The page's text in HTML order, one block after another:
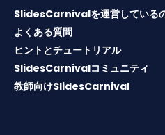
SlidesCarnivalを運営している
よくある質問
ヒントとチュートリアル
SlidesCarnivalコミュニティ
教師向けSlidesCarnival